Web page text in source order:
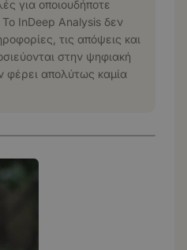
για οποιουδήποτε
Το InDeep Analysis δεν
τις απόψεις και
στην ψηφιακή
φέρει απολύτως καμία